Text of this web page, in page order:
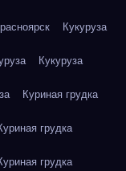
Кукуруза
Кукуруза
Куриная грудка
грудка
грудка